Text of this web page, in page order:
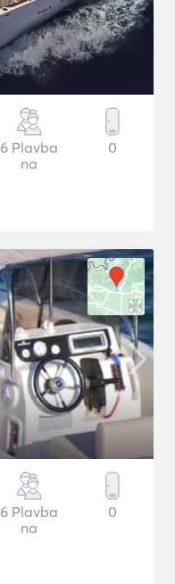
6 Plavba
na
0
6 Plavba
na
0